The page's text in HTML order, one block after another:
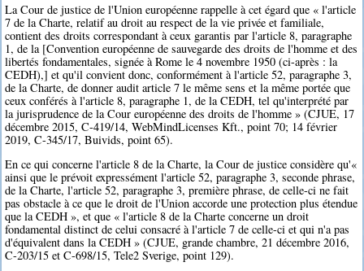
La Cour de justice de l'Union européenne rappelle à cet égard que « l'article
7 de la Charte, relatif au droit au respect de la vie privée et familiale,
contient des droits correspondant à ceux garantis par l'article 8, paragraphe
1, de la [Convention européenne de sauvegarde des droits de l'homme et des
libertés fondamentales, signée à Rome le 4 novembre 1950 (ci-après : la
CEDH),] et qu'il convient donc, conformément à l'article 52, paragraphe 3,
de la Charte, de donner audit article 7 le même sens et la même portée que
ceux conférés à l'article 8, paragraphe 1, de la CEDH, tel qu'interprété par
la jurisprudence de la Cour européenne des droits de l'homme » (CJUE, 17
décembre 2015, C-419/14, WebMindLicenses Kft., point 70; 14 février
2019, C-345/17, Buivids, point 65).
En ce qui concerne l'article 8 de la Charte, la Cour de justice considère qu'«
ainsi que le prévoit expressément l'article 52, paragraphe 3, seconde phrase,
de la Charte, l'article 52, paragraphe 3, première phrase, de celle-ci ne fait
pas obstacle à ce que le droit de l'Union accorde une protection plus étendue
que la CEDH », et que « l'article 8 de la Charte concerne un droit
fondamental distinct de celui consacré à l'article 7 de celle-ci et qui n'a pas
d'équivalent dans la CEDH » (CJUE, grande chambre, 21 décembre 2016,
C-203/15 et C-698/15, Tele2 Sverige, point 129).